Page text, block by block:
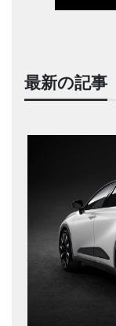
最新の記事